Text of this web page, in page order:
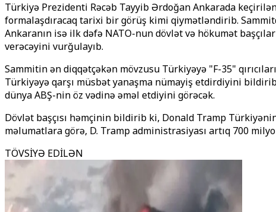
Türkiyə Prezidenti Rəcəb Tayyib Ərdoğan Ankarada
formalaşdıracaq tarixi bir görüş kimi qiymətləndirib.
Ankaranın isə ilk dəfə NATO-nun dövlət və hökumət
verəcəyini vurğulayıb.
Sammitin ən diqqətçəkən mövzusu Türkiyəyə "F-35"
Türkiyəyə qarşı müsbət yanaşma nümayiş etdirdiyini
dünya ABŞ-nin öz vədinə əməl etdiyini görəcək.
Dövlət başçısı həmçinin bildirib ki, Donald Tramp
məlumatlara görə, D. Tramp administrasiyası artıq 700
TÖVSİYƏ EDİLƏN